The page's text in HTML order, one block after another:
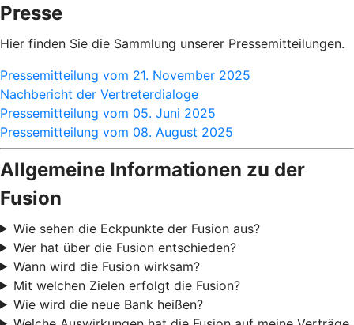
Presse
Hier finden Sie die Sammlung unserer Pressemitteilungen.
Pressemitteilung vom 21. November 2025
Nachbericht der Vertreterdialoge
Pressemitteilung vom 05. Juni 2025
Pressemitteilung vom 08. August 2025
Allgemeine Informationen zu der
Fusion
Wie sehen die Eckpunkte der Fusion aus?
Wer hat über die Fusion entschieden?
Wann wird die Fusion wirksam?
Mit welchen Zielen erfolgt die Fusion?
Wie wird die neue Bank heißen?